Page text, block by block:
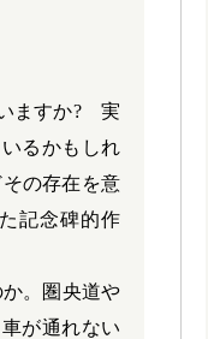
ますか? 実
るかもしれ
の存在を意
記念碑的作
。圏央道や
が通れない